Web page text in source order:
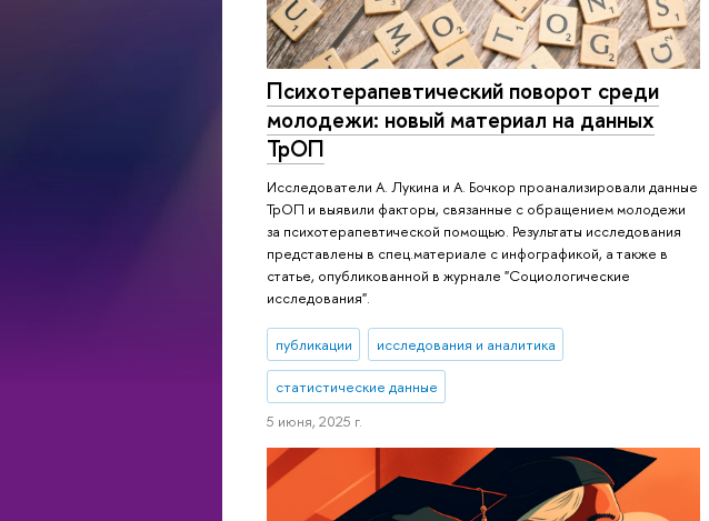
Психотерапевтический поворот среди
молодежи: новый материал на данных
ТрОП
Исследователи А. Лукина и А. Бочкор проанализировали данные
ТрОП и выявили факторы, связанные с обращением молодежи
за психотерапевтической помощью. Результаты исследования
представлены в спец.материале с инфографикой, а также в
статье, опубликованной в журнале "Социологические
исследования".
публикации исследования и аналитика
статистические данные
5 июня, 2025 г.